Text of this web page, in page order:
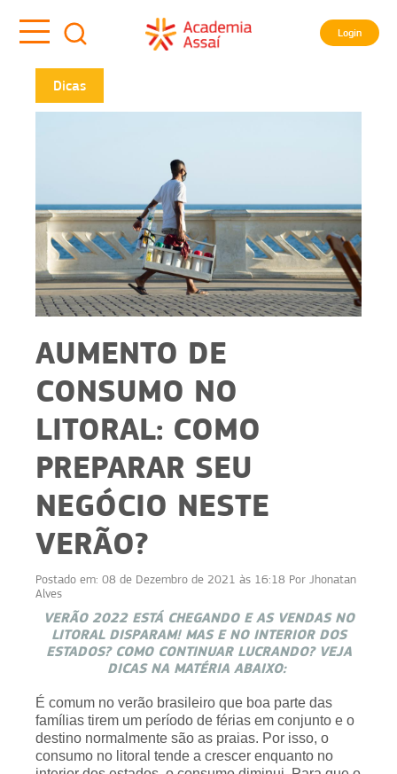
Login
Dicas
AUMENTO DE
CONSUMO NO
LITORAL: COMO
PREPARAR SEU
NEGÓCIO NESTE
VERÃO?
Postado em: 08 de Dezembro de 2021 às 16:18 Por Jhonatan
Alves
VERÃO 2022 ESTÁ CHEGANDO E AS VENDAS NO
LITORAL DISPARAM! MAS E NO INTERIOR DOS
ESTADOS? COMO CONTINUAR LUCRANDO? VEJA
DICAS NA MATÉRIA ABAIXO:
É comum no verão brasileiro que boa parte das
famílias tirem um período de férias em conjunto e o
destino normalmente são as praias. Por isso, o
consumo no litoral tende a crescer enquanto no